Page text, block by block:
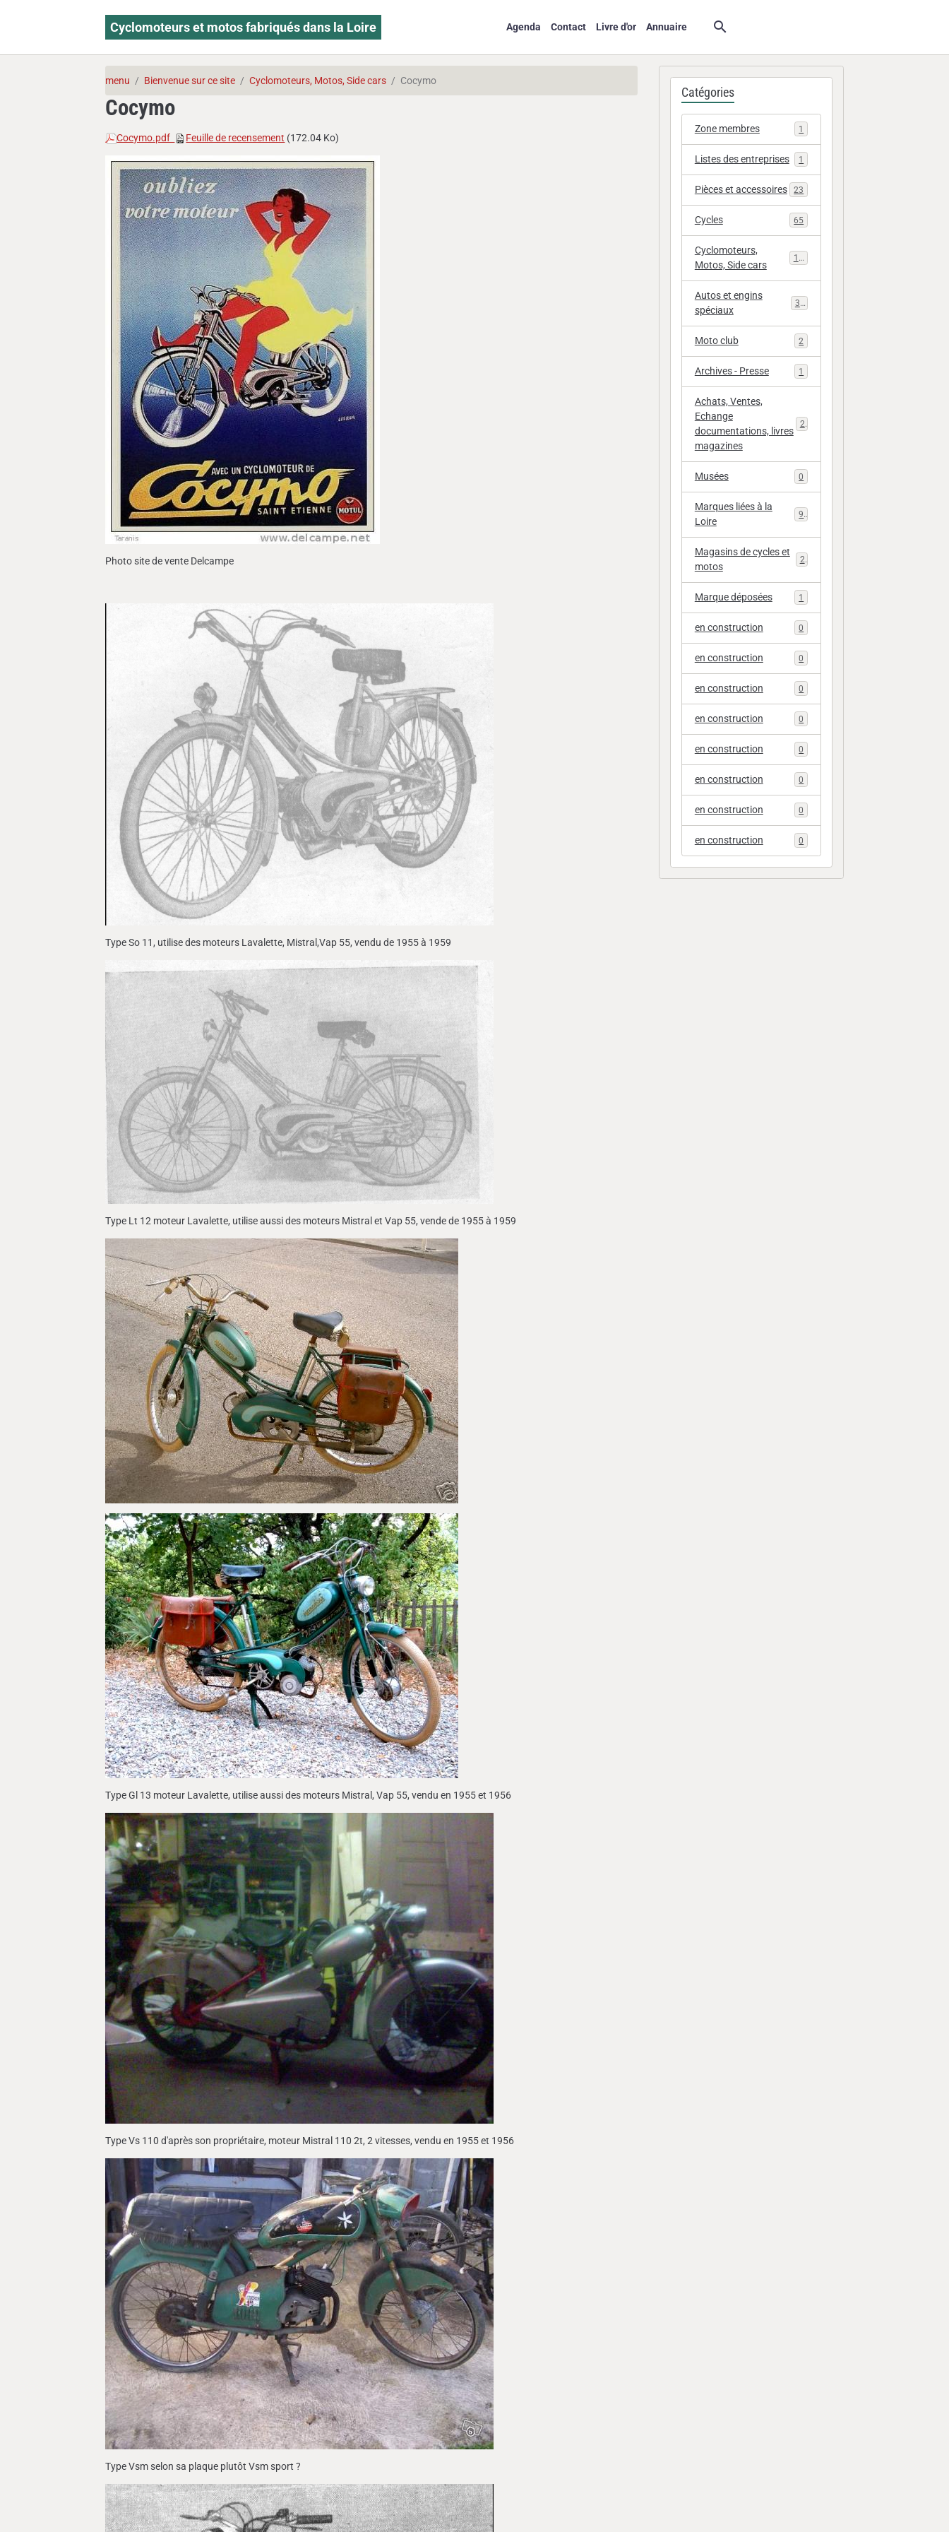
Cyclomoteurs et motos fabriqués dans la Loire Agenda Contact Livre d'or Annuaire
menu Bienvenue sur ce site Cyclomoteurs, Motos, Side cars Cocymo
Cocymo
Cocymo.pdf Feuille de recensement (172.04 Ko)
Photo site de vente Delcampe
Type So 11, utilise des moteurs Lavalette, Mistral,Vap 55, vendu de 1955 à 1959
Type Lt 12 moteur Lavalette, utilise aussi des moteurs Mistral et Vap 55, vende de 1955 à 1959
Type Gl 13 moteur Lavalette, utilise aussi des moteurs Mistral, Vap 55, vendu en 1955 et 1956
Type Vs 110 d'après son propriétaire, moteur Mistral 110 2t, 2 vitesses, vendu en 1955 et 1956
Type Vsm selon sa plaque plutôt Vsm sport ?
Catégories
Zone membres 1
Listes des entreprises 1
Pièces et accessoires 23
Cycles 65
Cyclomoteurs,
Motos, Side cars
112
Autos et engins
spéciaux
33
Moto club 2
Archives - Presse 1
Achats, Ventes,
Echange
documentations, livres
magazines
20
Musées 0
Marques liées à la
Loire
9
Magasins de cycles et
motos
2
Marque déposées 1
en construction 0
en construction 0
en construction 0
en construction 0
en construction 0
en construction 0
en construction 0
en construction 0